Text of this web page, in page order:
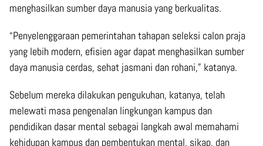
menghasilkan sumber daya manusia yang berkualitas.
“Penyelenggaraan pemerintahan tahapan seleksi calon praja
yang lebih modern, efisien agar dapat menghasilkan sumber
daya manusia cerdas, sehat jasmani dan rohani,” katanya.
Sebelum mereka dilakukan pengukuhan, katanya, telah
melewati masa pengenalan lingkungan kampus dan
pendidikan dasar mental sebagai langkah awal memahami
kehidupan kampus dan pembentukan mental, sikap, dan